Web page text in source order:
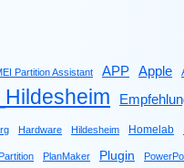
Partition Assistant APP Apple
Hardware Hildesheim Homelab
PlanMaker Plugin